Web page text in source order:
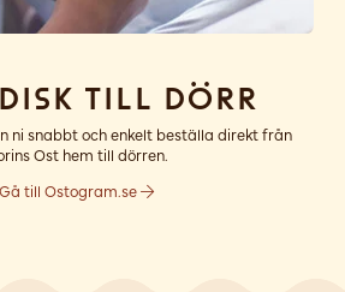
disk till dörr
ni snabbt och enkelt beställa direkt från
Ost hem till dörren.
Gå till Ostogram.se